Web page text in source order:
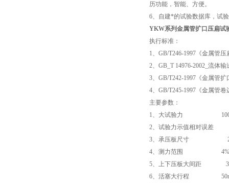
历功能，智能、方便。
6、自建*的试验数据库，试
YKW系列金属管扩口压扁试
执行标准：
1、GB/T246-1997《金属管
2、GB_T 14976-2002_流体
3、GB/T242-1997《金属管
4、GB/T245-1997《金属管
主要参数：
1、大试验力
2、试验力示值相对误
3、承压板尺寸
4、测力范围 4%-
5、上下压板大间距
6、活塞大行程